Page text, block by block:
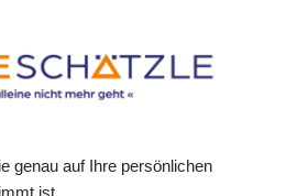
genau auf Ihre persönlichen
ist